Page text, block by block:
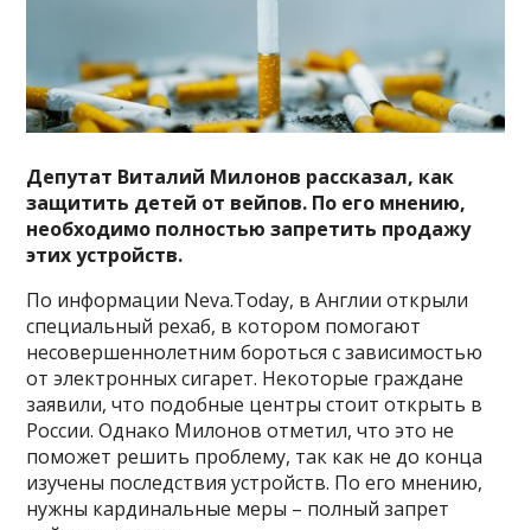
Депутат Виталий Милонов рассказал, как
защитить детей от вейпов. По его мнению,
необходимо полностью запретить продажу
этих устройств.
По информации Neva.Today, в Англии открыли
специальный рехаб, в котором помогают
несовершеннолетним бороться с зависимостью
от электронных сигарет. Некоторые граждане
заявили, что подобные центры стоит открыть в
России. Однако Милонов отметил, что это не
поможет решить проблему, так как не до конца
изучены последствия устройств. По его мнению,
нужны кардинальные меры – полный запрет